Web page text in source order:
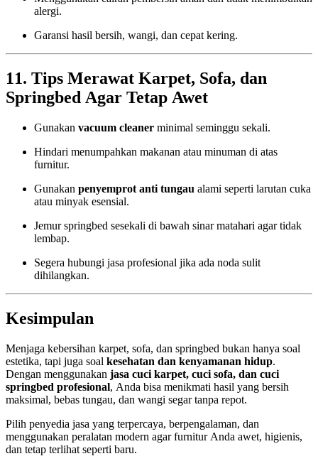
alergi.
Garansi hasil bersih, wangi, dan cepat kering.
11. Tips Merawat Karpet, Sofa, dan
Springbed Agar Tetap Awet
Gunakan vacuum cleaner minimal seminggu sekali.
Hindari menumpahkan makanan atau minuman di atas
furnitur.
Gunakan penyemprot anti tungau alami seperti larutan cuka
atau minyak esensial.
Jemur springbed sesekali di bawah sinar matahari agar tidak
lembap.
Segera hubungi jasa profesional jika ada noda sulit
dihilangkan.
Kesimpulan
Menjaga kebersihan karpet, sofa, dan springbed bukan hanya soal
estetika, tapi juga soal kesehatan dan kenyamanan hidup.
Dengan menggunakan jasa cuci karpet, cuci sofa, dan cuci
springbed profesional, Anda bisa menikmati hasil yang bersih
maksimal, bebas tungau, dan wangi segar tanpa repot.
Pilih penyedia jasa yang terpercaya, berpengalaman, dan
menggunakan peralatan modern agar furnitur Anda awet, higienis,
dan tetap terlihat seperti baru.